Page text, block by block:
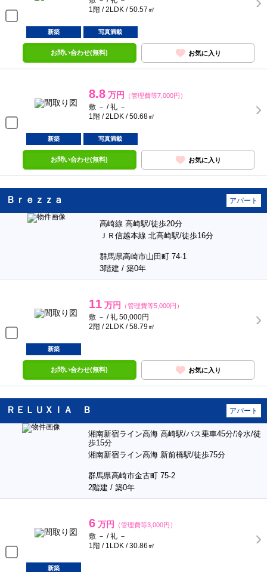
1階 / 2LDK / 50.57㎡
新築 写真満載
お問い合わせ(無料) お気に入り
8.8 万円 （管理費等7,000円）
敷 － / 礼 －
1階 / 2LDK / 50.68㎡
新築 写真満載
お問い合わせ(無料) お気に入り
Ｂｒｅｚｚａ アパート
高崎線 高崎駅/徒歩20分
ＪＲ信越本線 北高崎駅/徒歩16分
群馬県高崎市山田町 74-1
3階建 / 築0年
11 万円 （管理費等5,000円）
敷 － / 礼 50,000円
2階 / 2LDK / 58.79㎡
新築
お問い合わせ(無料) お気に入り
ＲＥＬＵＸＩＡ Ｂ アパート
湘南新宿ライン高海 高崎駅/バス乗車45分/冷水/徒
歩15分
湘南新宿ライン高海 新前橋駅/徒歩75分
群馬県高崎市金古町 75-2
2階建 / 築0年
6 万円 （管理費等3,000円）
敷 － / 礼 －
1階 / 1LDK / 30.86㎡
新築